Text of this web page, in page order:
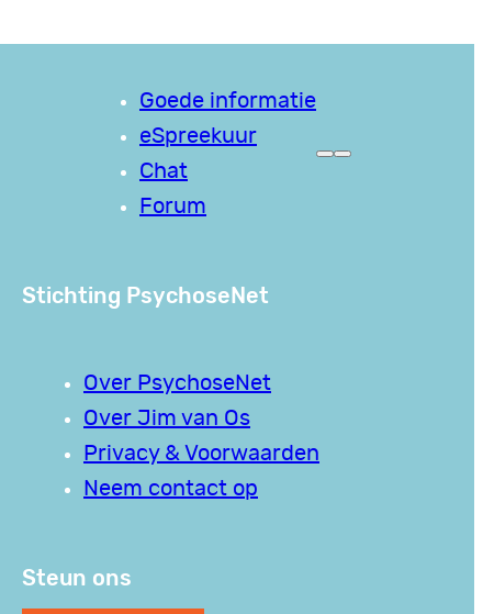
Goede informatie
eSpreekuur
Chat
Forum
Stichting PsychoseNet
Over PsychoseNet
Over Jim van Os
Privacy & Voorwaarden
Neem contact op
Steun ons